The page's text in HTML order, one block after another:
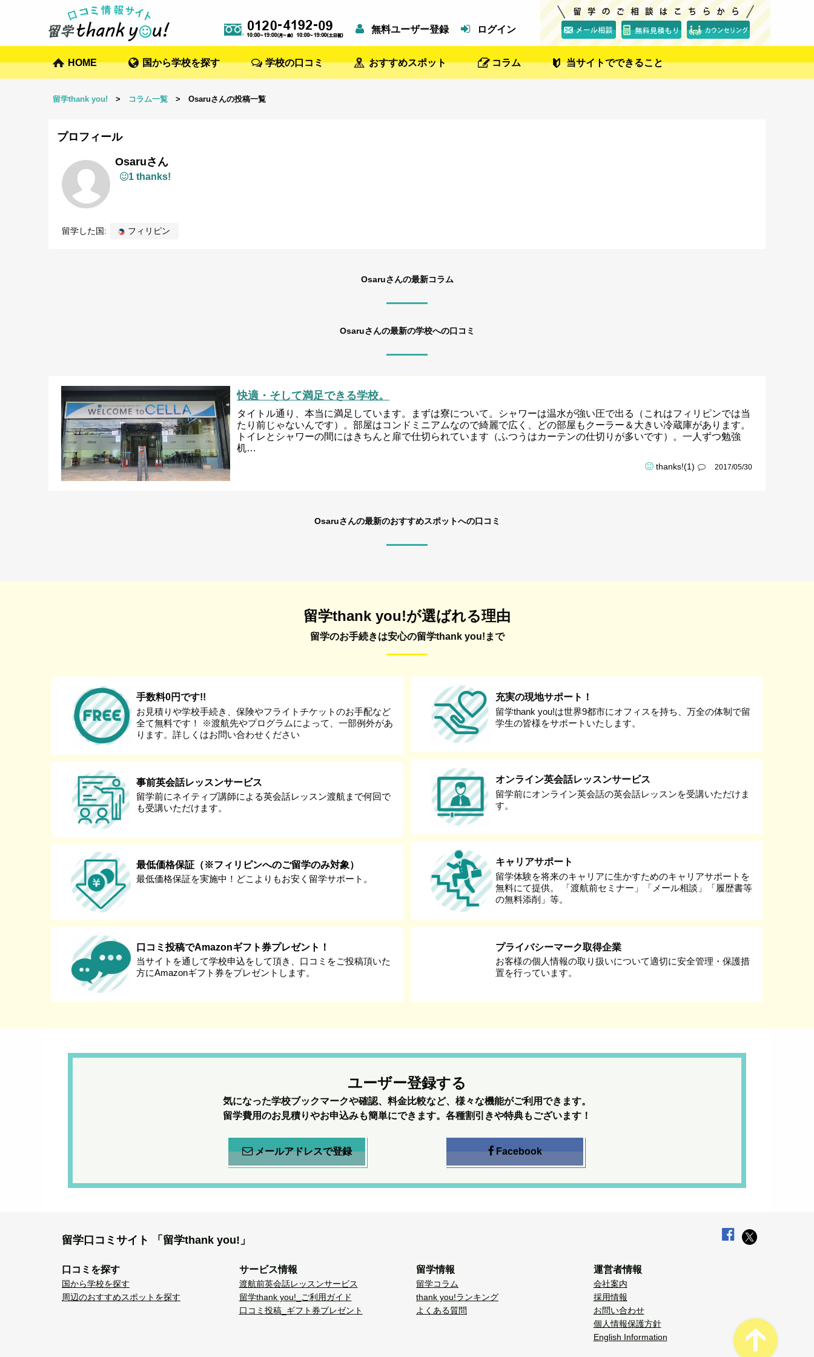
無料ユーザー登録 ログイン
HOME 国から学校を探す 学校の口コミ おすすめスポット コラム 当サイトでできること
留学thank you! > コラム一覧 > Osaruさんの投稿一覧
プロフィール
Osaruさん
1 thanks!
留学した国: フィリピン
Osaruさんの最新コラム
Osaruさんの最新の学校への口コミ
快適・そして満足できる学校。
タイトル通り、本当に満足しています。まずは寮について。シャワーは温水が強い圧で出る（これはフィリピンでは当
たり前じゃないんです）。部屋はコンドミニアムなので綺麗で広く、どの部屋もクーラー＆大きい冷蔵庫があります。
トイレとシャワーの間にはきちんと扉で仕切られています（ふつうはカーテンの仕切りが多いです）。一人ずつ勉強
机…
thanks!(1) 2017/05/30
Osaruさんの最新のおすすめスポットへの口コミ
留学thank you!が選ばれる理由
留学のお手続きは安心の留学thank you!まで
手数料0円です!!
お見積りや学校手続き、保険やフライトチケットのお手配など
全て無料です！ ※渡航先やプログラムによって、一部例外があ
ります。詳しくはお問い合わせください
事前英会話レッスンサービス
留学前にネイティブ講師による英会話レッスン渡航まで何回で
も受講いただけます。
最低価格保証（※フィリピンへのご留学のみ対象）
最低価格保証を実施中！どこよりもお安く留学サポート。
口コミ投稿でAmazonギフト券プレゼント！
当サイトを通して学校申込をして頂き、口コミをご投稿頂いた
方にAmazonギフト券をプレゼントします。
充実の現地サポート！
留学thank you!は世界9都市にオフィスを持ち、万全の体制で留
学生の皆様をサポートいたします。
オンライン英会話レッスンサービス
留学前にオンライン英会話の英会話レッスンを受講いただけま
す。
キャリアサポート
留学体験を将来のキャリアに生かすためのキャリアサポートを
無料にて提供。 「渡航前セミナー」「メール相談」「履歴書等
の無料添削」等。
プライバシーマーク取得企業
お客様の個人情報の取り扱いについて適切に安全管理・保護措
置を行っています。
ユーザー登録する
気になった学校ブックマークや確認、料金比較など、様々な機能がご利用できます。
留学費用のお見積りやお申込みも簡単にできます。各種割引きや特典もございます！
メールアドレスで登録 Facebook
留学口コミサイト 「留学thank you!」
口コミを探す
国から学校を探す
周辺のおすすめスポットを探す
サービス情報
渡航前英会話レッスンサービス
留学thank you!_ご利用ガイド
口コミ投稿_ギフト券プレゼント
留学情報
留学コラム
thank you!ランキング
よくある質問
運営者情報
会社案内
採用情報
お問い合わせ
個人情報保護方針
English Information